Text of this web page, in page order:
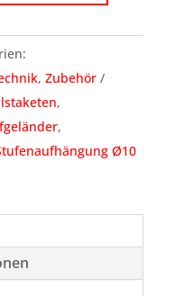
, Zubehör
,
,
Ø10